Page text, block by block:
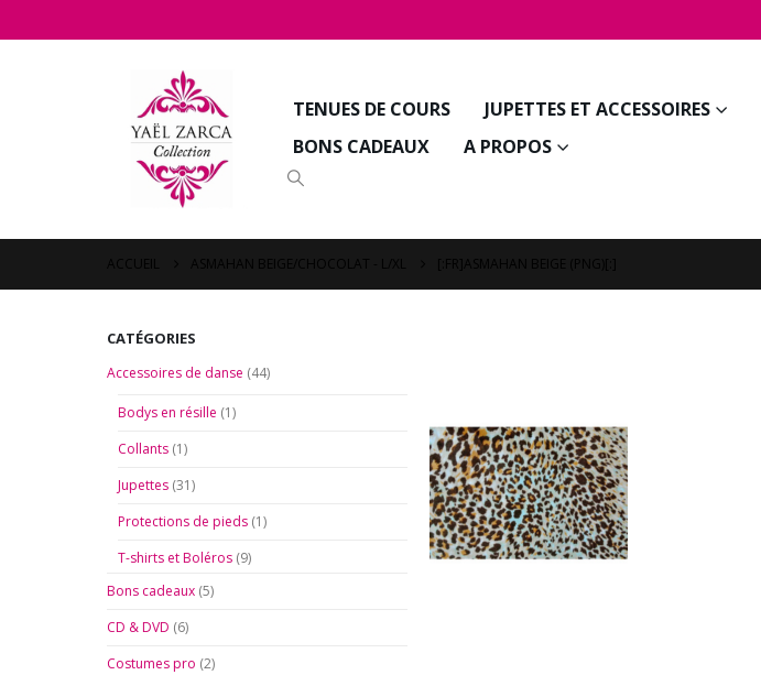
TENUES DE COURS JUPETTES ET ACCESSOIRES
BONS CADEAUX
A PROPOS
CATÉGORIES
Accessoires de danse (44)
Bodys en résille (1)
Collants (1)
Jupettes (31)
Protections de pieds (1)
T-shirts et Boléros (9)
Bons cadeaux (5)
CD & DVD (6)
Costumes pro (2)